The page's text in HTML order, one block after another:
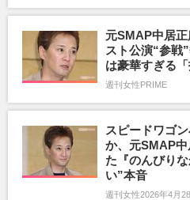
元SMAP中居
スト公演“参戦
は豪華すぎる
週刊女性PRIME
スピードワゴ
か、元SMAP
た『のんびり
い”本音
週刊女性2026年4月